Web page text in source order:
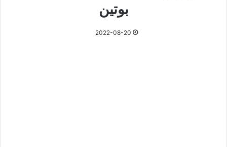
بوتين
2022-08-20